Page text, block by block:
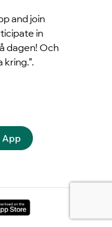
and join
in
dagen! Och